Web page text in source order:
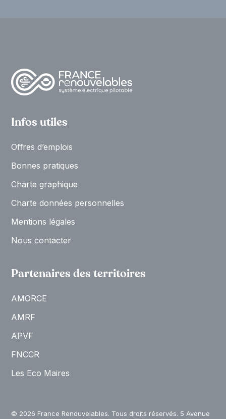
Infos utiles
Oﬀres d’emplois
Bonnes pratiques
Charte graphique
Charte données personnelles
Mentions légales
Nous contacter
Partenaires des territoires
AMORCE
AMRF
APVF
FNCCR
Les Eco Maires
© 2026 France Renouvelables. Tous droits réservés. 5 Avenue